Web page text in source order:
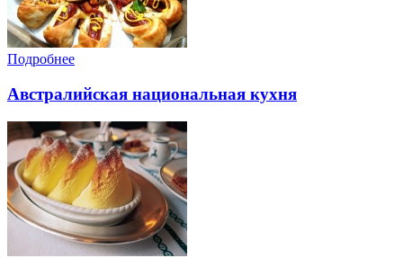
Подробнее
Австралийская национальная кухня